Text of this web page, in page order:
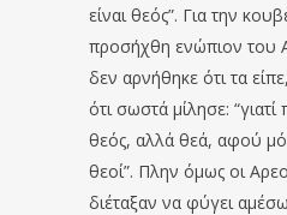
είναι θεός”. Για την
προσήχθη ενώπιον του
δεν αρνήθηκε ότι τα
ότι σωστά μίλησε: “γιατί
θεός, αλλά θεά, αφού
θεοί”. Πλην όμως οι
διέταξαν να φύγει